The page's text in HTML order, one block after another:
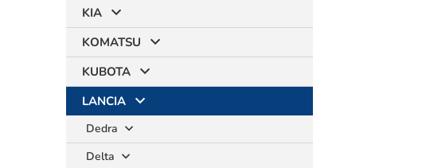
KIA
KOMATSU
KUBOTA
LANCIA
Dedra
Delta